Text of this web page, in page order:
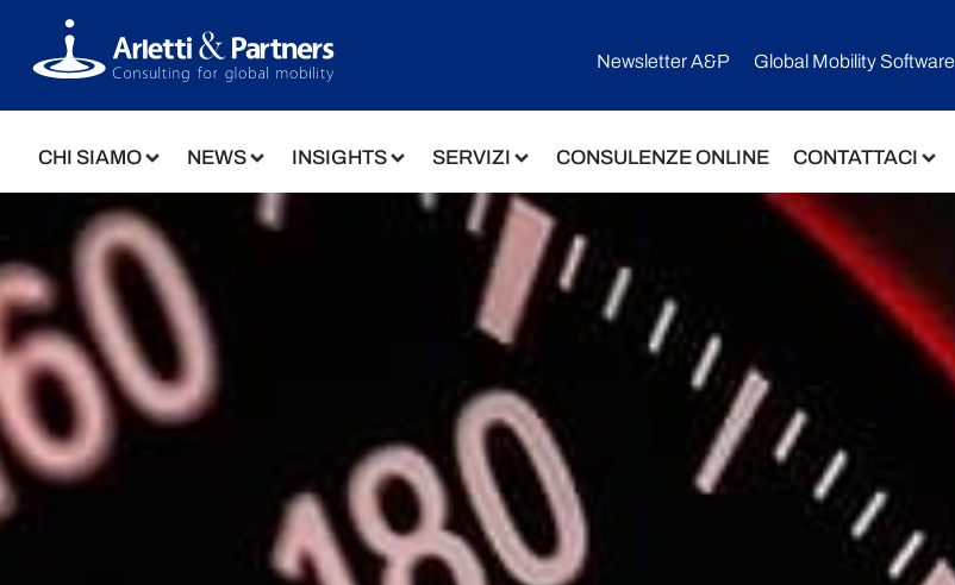
Newsletter A&P Global Mobility Software​
CHI SIAMO NEWS INSIGHTS SERVIZI CONSULENZE ONLINE CONTATTACI